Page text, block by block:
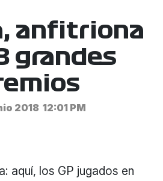
anfitriona
grandes
2018 12:01 PM
aquí, los GP jugados en